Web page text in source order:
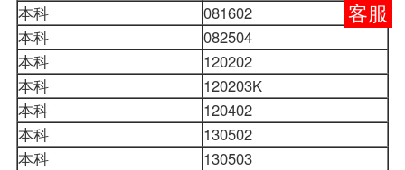
本科
081602
本科
082504
本科
120202
本科
120203K
本科
120402
本科
130502
本科
130503
咨询